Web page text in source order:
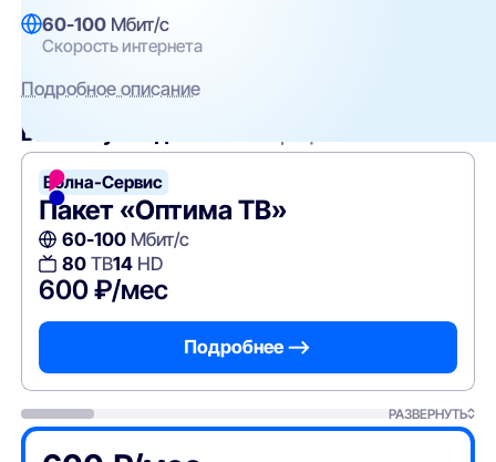
60-100 Мбит/с
Скорость интернета
Подробное описание
Вам могут подойти
Волна-Сервис
Пакет «Оптима ТВ»
60-100Мбит/с
80ТВ14HD
600 ₽/мес
Подробнее —>
РАЗВЕРНУТЬ